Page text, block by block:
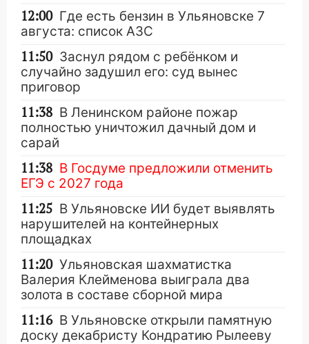
12:00 Где есть бензин в Ульяновске 7
августа: список АЗС
11:50 Заснул рядом с ребёнком и
случайно задушил его: суд вынес
приговор
11:38 В Ленинском районе пожар
полностью уничтожил дачный дом и
сарай
11:38 В Госдуме предложили отменить
ЕГЭ с 2027 года
11:25 В Ульяновске ИИ будет выявлять
нарушителей на контейнерных
площадках
11:20 Ульяновская шахматистка
Валерия Клейменова выиграла два
золота в составе сборной мира
11:16 В Ульяновске открыли памятную
доску декабристу Кондратию Рылееву